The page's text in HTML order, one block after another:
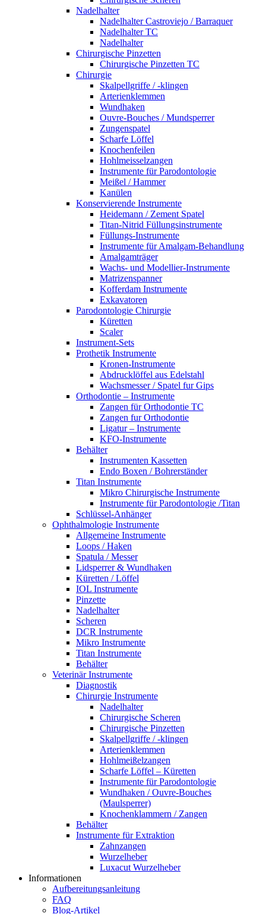
Nadelhalter
Nadelhalter Castroviejo / Barraquer
Nadelhalter TC
Nadelhalter
Chirurgische Pinzetten
Chirurgische Pinzetten TC
Chirurgie
Skalpellgriffe / -klingen
Arterienklemmen
Wundhaken
Ouvre-Bouches / Mundsperrer
Zungenspatel
Scharfe Löffel
Knochenfeilen
Hohlmeisselzangen
Instrumente für Parodontologie
Meißel / Hammer
Kanülen
Konservierende Instrumente
Heidemann / Zement Spatel
Titan-Nitrid Füllungsinstrumente
Füllungs-Instrumente
Instrumente für Amalgam-Behandlung
Amalgamträger
Wachs- und Modellier-Instrumente
Matrizenspanner
Kofferdam Instrumente
Exkavatoren
Parodontologie Chirurgie
Küretten
Scaler
Instrument-Sets
Prothetik Instrumente
Kronen-Instrumente
Abdrucklöffel aus Edelstahl
Wachsmesser / Spatel fur Gips
Orthodontie – Instrumente
Zangen für Orthodontie TC
Zangen fur Orthodontie
Ligatur – Instrumente
KFO-Instrumente
Behälter
Instrumenten Kassetten
Endo Boxen / Bohrerständer
Titan Instrumente
Mikro Chirurgische Instrumente
Instrumente für Parodontologie /Titan
Schlüssel-Anhänger
Ophthalmologie Instrumente
Allgemeine Instrumente
Loops / Haken
Spatula / Messer
Lidsperrer & Wundhaken
Küretten / Löffel
IOL Instrumente
Pinzette
Nadelhalter
Scheren
DCR Instrumente
Mikro Instrumente
Titan Instrumente
Behälter
Veterinär Instrumente
Diagnostik
Chirurgie Instrumente
Nadelhalter
Chirurgische Scheren
Chirurgische Pinzetten
Skalpellgriffe / -klingen
Arterienklemmen
Hohlmeißelzangen
Scharfe Löffel – Küretten
Instrumente für Parodontologie
Wundhaken / Ouvre-Bouches
(Maulsperrer)
Knochenklammern / Zangen
Behälter
Instrumente für Extraktion
Zahnzangen
Wurzelheber
Luxacut Wurzelheber
Informationen
Aufbereitungsanleitung
FAQ
Blog-Artikel